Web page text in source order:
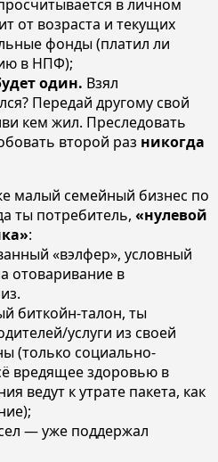
в личном
от возраста и текущих
фонды (платил ли
в НПФ);
один. Взял
Передай другому свой
кем жил. Преследовать
второй раз никогда
малый семейный бизнес по
ты потребитель, «нулевой
:
«вэлфер», условный
отоваривание в
биткойн-талон, ты
услуги из своей
(только социально-
вредящее здоровью в
ведут к утрате пакета, как
— уже поддержал